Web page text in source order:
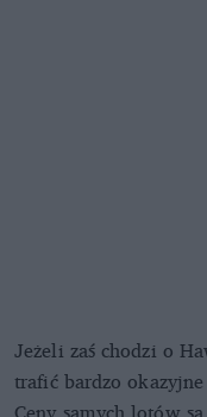
Jeżeli zaś chodzi o
trafić bardzo